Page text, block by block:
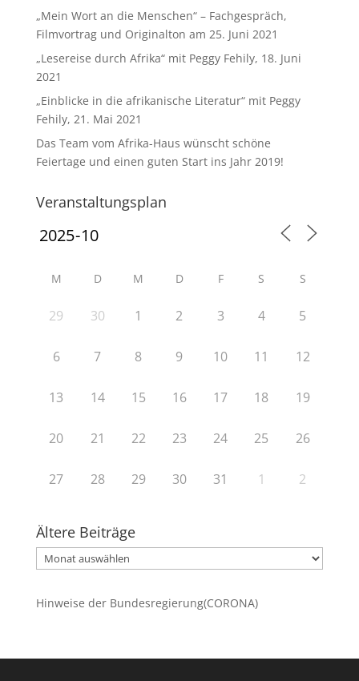
„Mein Wort an die Menschen“ – Fachgespräch,
Filmvortrag und Originalton am 25. Juni 2021
„Lesereise durch Afrika“ mit Peggy Fehily, 18. Juni
2021
„Einblicke in die afrikanische Literatur“ mit Peggy
Fehily, 21. Mai 2021
Das Team vom Afrika-Haus wünscht schöne
Feiertage und einen guten Start ins Jahr 2019!
Veranstaltungsplan
M D M D F S S
29 30 1 2 3 4 5
6 7 8 9 10 11 12
13 14 15 16 17 18 19
20 21 22 23 24 25 26
27 28 29 30 31 1 2
Ältere Beiträge
Ältere
Beiträge
Hinweise der Bundesregierung(CORONA)